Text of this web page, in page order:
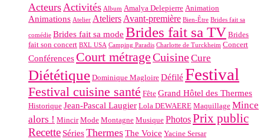
Acteurs Activités Album Amalya Delepierre Animation
Animations Atelier Ateliers Avant-première Bien-Être Brides fait sa
comédie Brides fait sa mode Brides fait sa TV Brides
fait son concert BXL USA Camping Paradis Charlotte de Turckheim Concert
Conférences Court métrageCuisineCure
Diététique Dominique Magloire Défilé Festival
Festival cuisine santé Fête Grand Hôtel des Thermes
Historique Jean-Pascal Laugier Lola DEWAERE Maquillage Mince
alors ! Mincir Mode Montagne Musique PhotosPrix public
Recette SériesThermesThe Voice Yacine Sersar